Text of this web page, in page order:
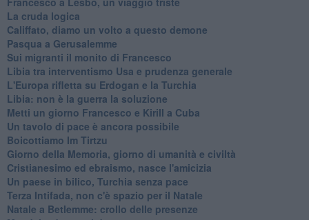
La cruda logica
Califfato, diamo un volto a questo demone
Pasqua a Gerusalemme
Sui migranti il monito di Francesco
Libia tra interventismo Usa e prudenza generale
L'Europa rifletta su Erdogan e la Turchia
Libia: non è la guerra la soluzione
Metti un giorno Francesco e Kirill a Cuba
Un tavolo di pace è ancora possibile
Boicottiamo Im Tirtzu
Giorno della Memoria, giorno di umanità e civiltà
Cristianesimo ed ebraismo, nasce l'amicizia
Un paese in bilico, Turchia senza pace
Terza Intifada, non c'è spazio per il Natale
Natale a Betlemme: crollo delle presenze